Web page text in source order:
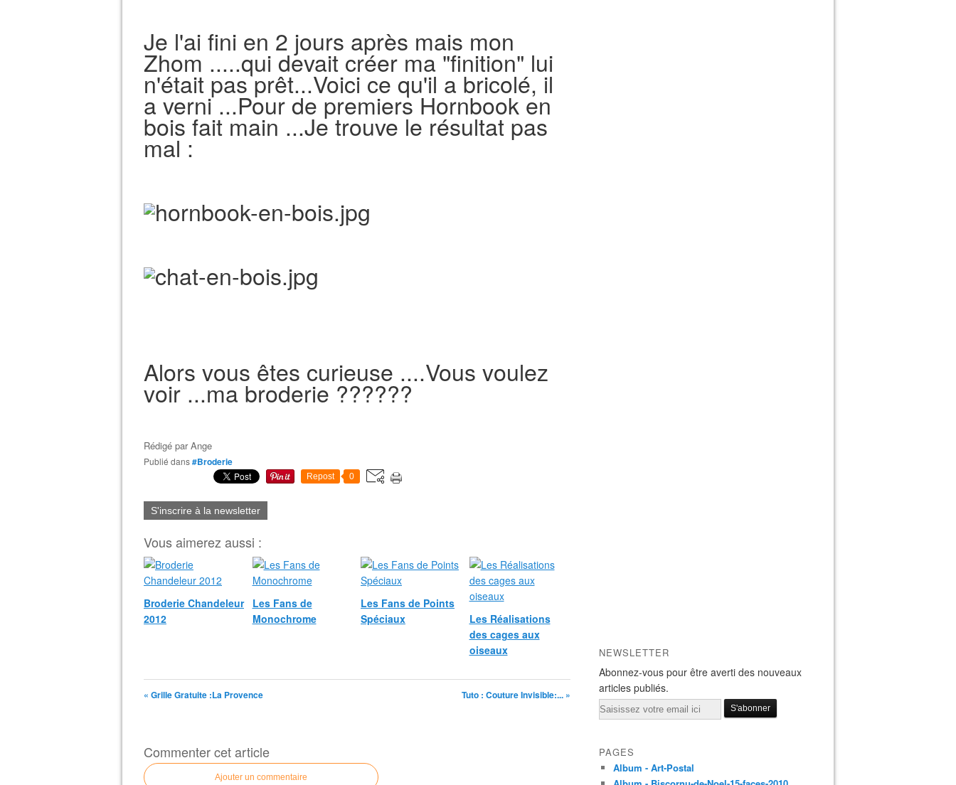
Je l'ai fini en 2 jours après mais mon
Zhom .....qui devait créer ma "finition" lui
n'était pas prêt...Voici ce qu'il a bricolé, il
a verni ...Pour de premiers Hornbook en
bois fait main ...Je trouve le résultat pas
mal :
Alors vous êtes curieuse ....Vous voulez
voir ...ma broderie ??????
Rédigé parAnge
Publié dans#Broderie
Repost 0
S'inscrire à la newsletter
Vous aimerez aussi :
Broderie Chandeleur
2012
Les Fans de
Monochrome
Les Fans de Points
Spéciaux
Les Réalisations
des cages aux
oiseaux
« Grille Gratuite :La Provence Tuto : Couture Invisible:... »
Commenter cet article
Ajouter un commentaire
NEWSLETTER
Abonnez-vous pour être averti des nouveaux
articles publiés.
Email
PAGES
Album - Art-Postal